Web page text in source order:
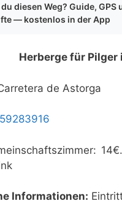
diesen Weg? Guide, GPS
— kostenlos in der App
Herberge für Pilger
de Astorga
Informationen: